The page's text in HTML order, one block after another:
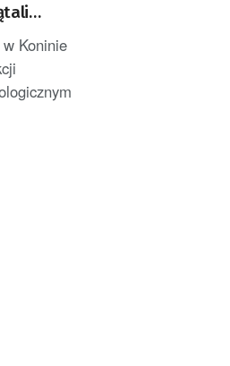
w Koninie